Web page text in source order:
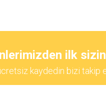
Yorum Yaz
ilk
kaydedin bizi takip